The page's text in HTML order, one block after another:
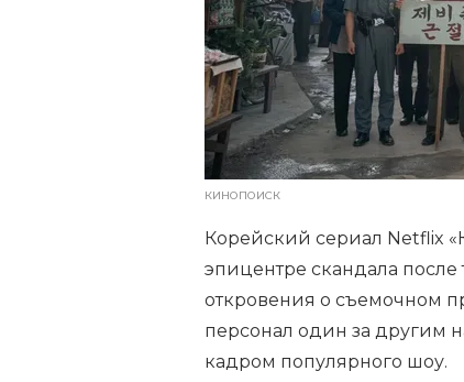
КИНОПОИСК
Корейский сериал Netflix
эпицентре скандала
откровения о съемочном
персонал один за другим
кадром популярного шоу.